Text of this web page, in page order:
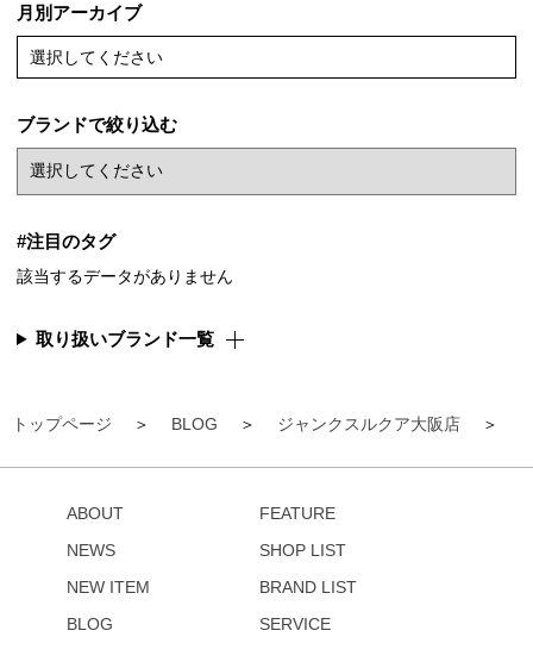
トップページ BLOG ジャンクスルクア大阪店
月別アーカイブ
選択してください
ブランドで絞り込む
#注目のタグ
該当するデータがありません
取り扱いブランド一覧
ABOUT
NEWS
NEW ITEM
BLOG
FEATURE
SHOP LIST
BRAND LIST
SERVICE